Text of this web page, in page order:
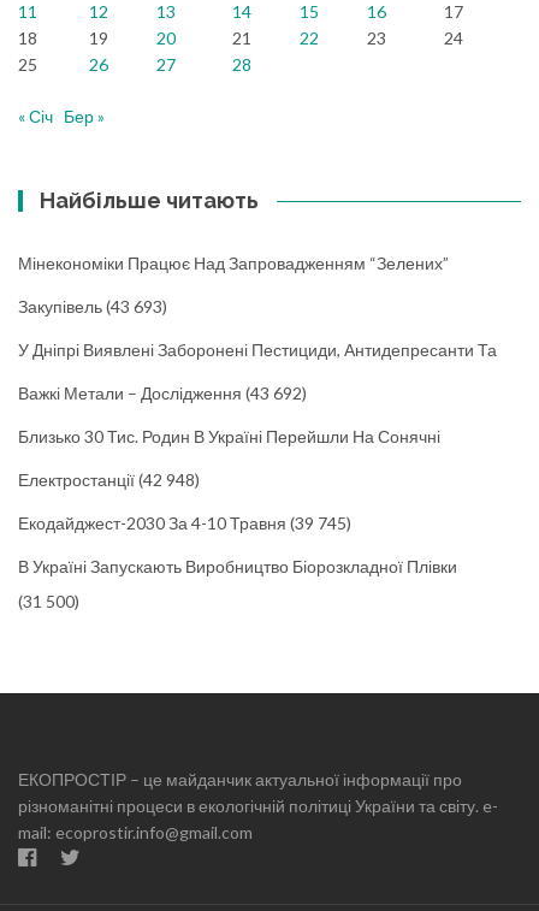
11
12 13 14 15 16
17
18
19 20 21 22 23
24
25
26 27 28
« Січ Бер »
Найбільше читають
Мінекономіки Працює Над Запровадженням “зелених”
Закупівель(43 693)
У Дніпрі Виявлені Заборонені Пестициди, Антидепресанти Та
Важкі Метали – Дослідження (43 692)
Близько 30 Тис. Родин В Україні Перейшли На Сонячні
Електростанції(42 948)
Екодайджест-2030 За 4-10 Травня (39 745)
В Україні Запускають Виробництво Біорозкладної Плівки
(31 500)
ЕКОПРОСТІР – це майданчик актуальної інформації про
різноманітні процеси в екологічній політиці України та світу. e-
mail: ecoprostir.info@gmail.com